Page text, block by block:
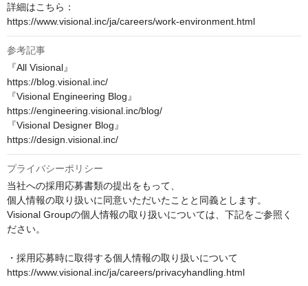
詳細はこちら：
https://www.visional.inc/ja/careers/work-environment.html
参考記事
『All Visional』
https://blog.visional.inc/
『Visional Engineering Blog』
https://engineering.visional.inc/blog/
『Visional Designer Blog』
https://design.visional.inc/
プライバシーポリシー
当社への採用応募書類の提出をもって、
個人情報の取り扱いに同意いただいたことと同義とします。
Visional Groupの個人情報の取り扱いについては、下記をご参照く
ださい。
・採用応募時に取得する個人情報の取り扱いについて
https://www.visional.inc/ja/careers/privacyhandling.html